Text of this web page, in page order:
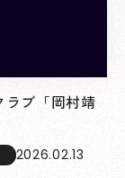
ブ「岡村靖
2026.02.13